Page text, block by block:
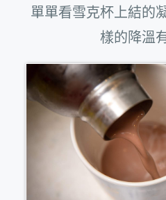
單單看雪克杯上結的
樣的降溫